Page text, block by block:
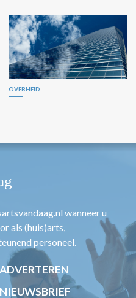
OVERHEID
wanneer u
als (huis)arts,
personeel.
ADVERTEREN
NIEUWSBRIEF